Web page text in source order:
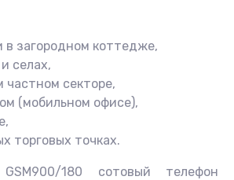
в загородном коттедже,
селах,
частном секторе,
(мобильном офисе),
торговых точках.
180 сотовый телефон